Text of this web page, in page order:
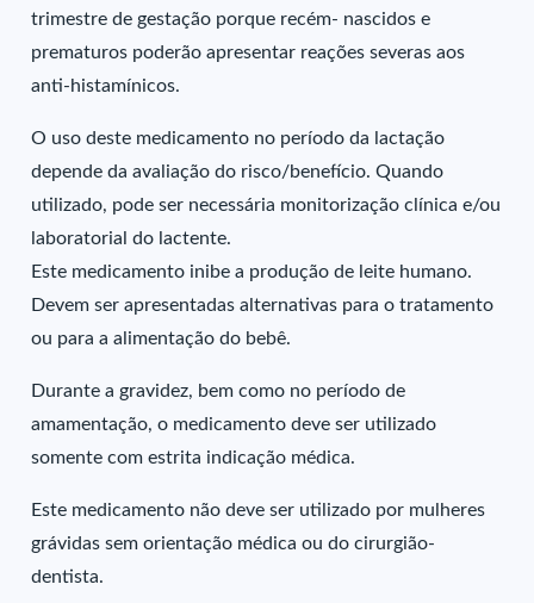
trimestre de gestação porque recém- nascidos e
prematuros poderão apresentar reações severas aos
anti-histamínicos.
O uso deste medicamento no período da lactação
depende da avaliação do risco/benefício. Quando
utilizado, pode ser necessária monitorização clínica e/ou
laboratorial do lactente.
Este medicamento inibe a produção de leite humano.
Devem ser apresentadas alternativas para o tratamento
ou para a alimentação do bebê.
Durante a gravidez, bem como no período de
amamentação, o medicamento deve ser utilizado
somente com estrita indicação médica.
Este medicamento não deve ser utilizado por mulheres
grávidas sem orientação médica ou do cirurgião-
dentista.